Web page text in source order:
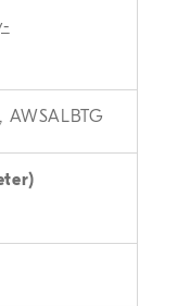
AWSALBTG